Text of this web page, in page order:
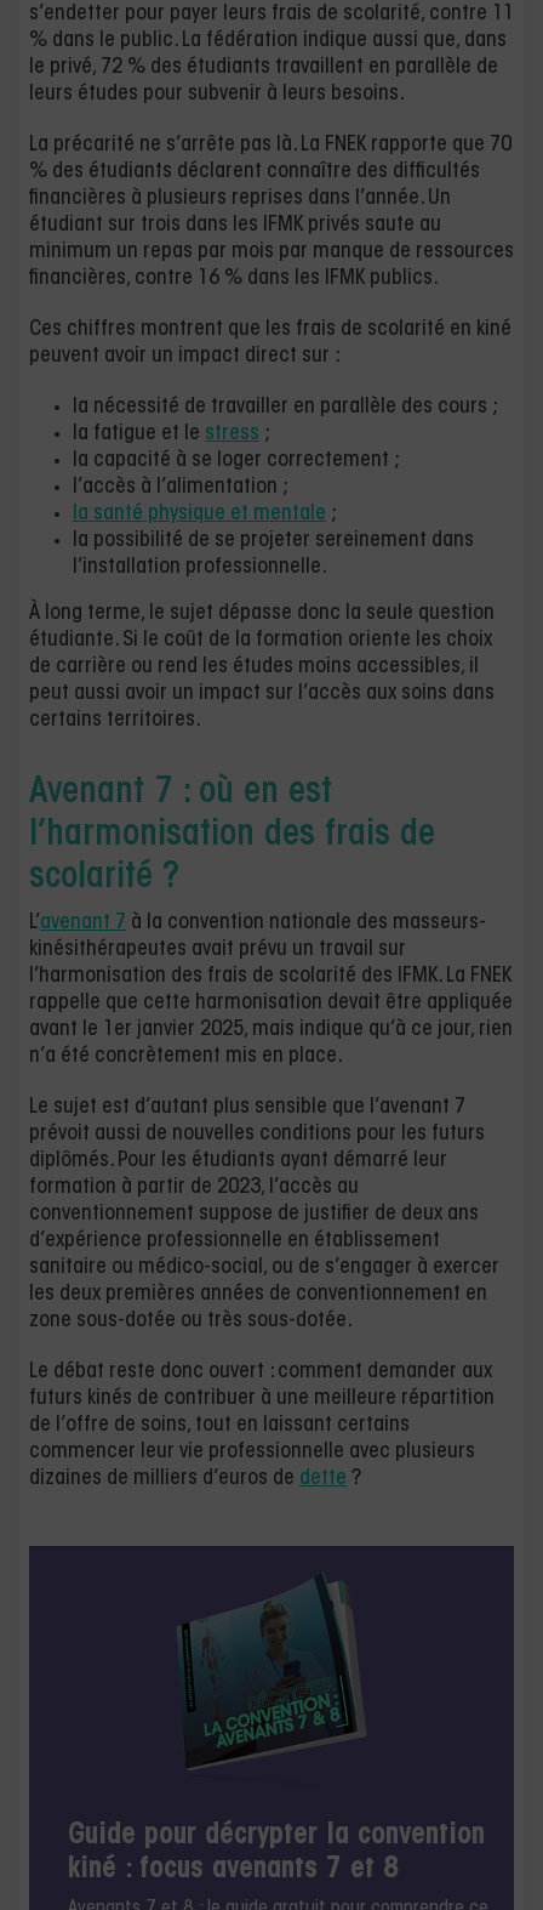
s’endetter pour payer leurs frais de scolarité, contre 11
% dans le public. La fédération indique aussi que, dans
le privé, 72 % des étudiants travaillent en parallèle de
leurs études pour subvenir à leurs besoins.
La précarité ne s’arrête pas là. La FNEK rapporte que 70
% des étudiants déclarent connaître des difficultés
financières à plusieurs reprises dans l’année. Un
étudiant sur trois dans les IFMK privés saute au
minimum un repas par mois par manque de ressources
financières, contre 16 % dans les IFMK publics.
Ces chiffres montrent que les frais de scolarité en kiné
peuvent avoir un impact direct sur :
la nécessité de travailler en parallèle des cours ;
la fatigue et le stress ;
la capacité à se loger correctement ;
l’accès à l’alimentation ;
la santé physique et mentale ;
la possibilité de se projeter sereinement dans
l’installation professionnelle.
À long terme, le sujet dépasse donc la seule question
étudiante. Si le coût de la formation oriente les choix
de carrière ou rend les études moins accessibles, il
peut aussi avoir un impact sur l’accès aux soins dans
certains territoires.
Avenant 7 : où en est
l’harmonisation des frais de
scolarité ?
L’avenant 7 à la convention nationale des masseurs-
kinésithérapeutes avait prévu un travail sur
l’harmonisation des frais de scolarité des IFMK. La FNEK
rappelle que cette harmonisation devait être appliquée
avant le 1er janvier 2025, mais indique qu’à ce jour, rien
n’a été concrètement mis en place.
Le sujet est d’autant plus sensible que l’avenant 7
prévoit aussi de nouvelles conditions pour les futurs
diplômés. Pour les étudiants ayant démarré leur
formation à partir de 2023, l’accès au
conventionnement suppose de justifier de deux ans
d’expérience professionnelle en établissement
sanitaire ou médico-social, ou de s’engager à exercer
les deux premières années de conventionnement en
zone sous-dotée ou très sous-dotée.
Le débat reste donc ouvert : comment demander aux
futurs kinés de contribuer à une meilleure répartition
de l’offre de soins, tout en laissant certains
commencer leur vie professionnelle avec plusieurs
dizaines de milliers d’euros de dette ?
Guide pour décrypter la convention
kiné : focus avenants 7 et 8